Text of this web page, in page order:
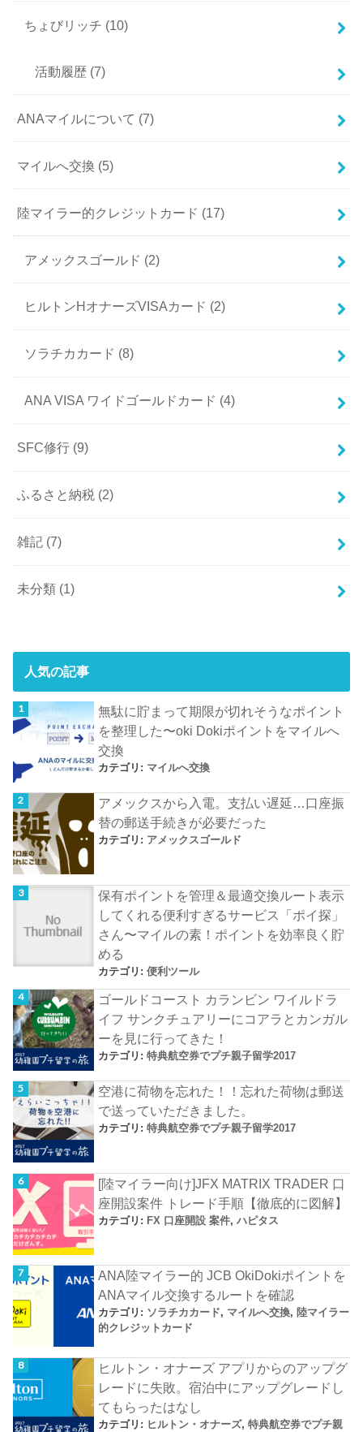
ちょびリッチ (10)
活動履歴 (7)
ANAマイルについて (7)
マイルへ交換 (5)
陸マイラー的クレジットカード (17)
アメックスゴールド (2)
ヒルトンHオナーズVISAカード (2)
ソラチカカード (8)
ANA VISA ワイドゴールドカード (4)
SFC修行 (9)
ふるさと納税 (2)
雑記 (7)
未分類 (1)
人気の記事
無駄に貯まって期限が切れそうなポイント
を整理した〜oki Dokiポイントをマイルへ
交換
カテゴリ: マイルへ交換
アメックスから入電。支払い遅延…口座振
替の郵送手続きが必要だった
カテゴリ: アメックスゴールド
保有ポイントを管理＆最適交換ルート表示
してくれる便利すぎるサービス「ポイ探」
さん〜マイルの素！ポイントを効率良く貯
める
カテゴリ:便利ツール
ゴールドコースト カランビン ワイルドラ
イフ サンクチュアリーにコアラとカンガル
ーを見に行ってきた！
カテゴリ:特典航空券でプチ親子留学2017
空港に荷物を忘れた！！忘れた荷物は郵送
で送っていただきました。
カテゴリ:特典航空券でプチ親子留学2017
[陸マイラー向け]JFX MATRIX TRADER 口
座開設案件 トレード手順【徹底的に図解】
カテゴリ: FX 口座開設 案件,ハピタス
ANA陸マイラー的 JCB OkiDokiポイントを
ANAマイル交換するルートを確認
カテゴリ: ソラチカカード, マイルへ交換, 陸マイラー
的クレジットカード
ヒルトン・オナーズ アプリからのアップグ
レードに失敗。宿泊中にアップグレードし
てもらったはなし
カテゴリ: ヒルトン・オナーズ,特典航空券でプチ親